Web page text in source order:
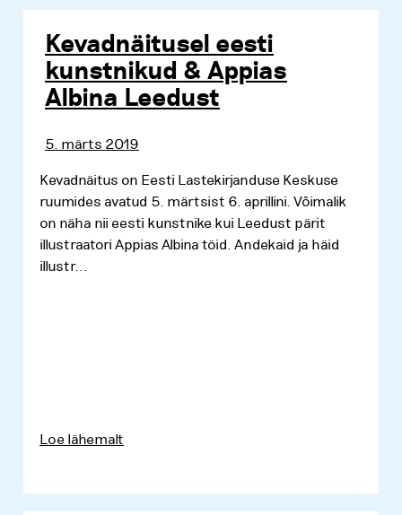
Kevadnäitusel eesti
kunstnikud & Appias
Albina Leedust
5. märts 2019
Kevadnäitus on Eesti Lastekirjanduse Keskuse
ruumides avatud 5. märtsist 6. aprillini. Võimalik
on näha nii eesti kunstnike kui Leedust pärit
illustraatori Appias Albina töid. Andekaid ja häid
illustr...
Loe lähemalt